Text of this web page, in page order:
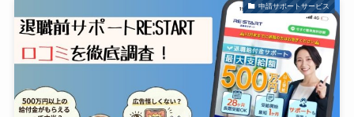
申請サポートサービス